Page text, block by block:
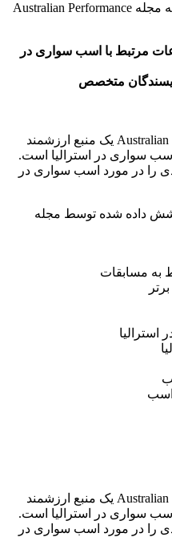
در اینجا برخی از ویژگی های برجسته مجله Australian Performance
مرتبط با اسب سواری در
متخصص
مجله Australian Performance Horse Magazine یک منبع ارزشمند
سواری در استرالیا است.
را در مورد اسب سواری در
داده شده توسط مجله
به مسابقات
اسب
مجله Australian Performance Horse Magazine یک منبع ارزشمند
سواری در استرالیا است.
را در مورد اسب سواری در